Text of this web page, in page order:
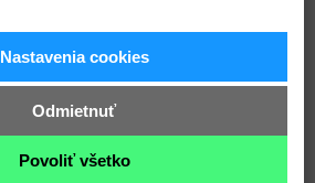
Nastavenia cookies
Odmietnuť
Povoliť všetko